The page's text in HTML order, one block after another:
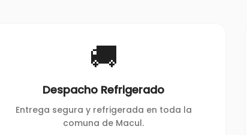
🚚
Despacho Refrigerado
Entrega segura y refrigerada en toda la
comuna de Macul.